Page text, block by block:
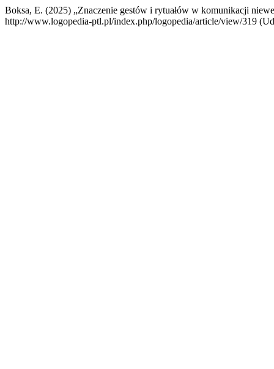
Boksa, E. (2025) „Znaczenie gestów i rytuałów w komunikacji
http://www.logopedia-ptl.pl/index.php/logopedia/article/view/319